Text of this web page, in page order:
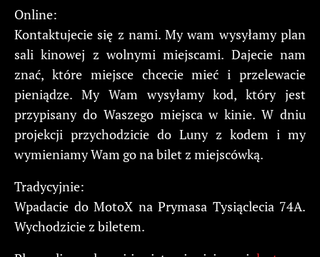
Online:
Kontaktujecie się z nami. My wam wysyłamy plan
sali kinowej z wolnymi miejscami. Dajecie nam
znać, które miejsce chcecie mieć i przelewacie
pieniądze. My Wam wysyłamy kod, który jest
przypisany do Waszego miejsca w kinie. W dniu
projekcji przychodzicie do Luny z kodem i my
wymieniamy Wam go na bilet z miejscówką.
Tradycyjnie:
Wpadacie do MotoX na Prymasa Tysiąclecia 74A.
Wychodzicie z biletem.